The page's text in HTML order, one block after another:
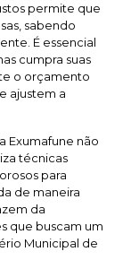
permite que
sabendo
É essencial
cumpra suas
o orçamento
ajustem a
Exumafune não
técnicas
para
de maneira
da
que buscam um
Municipal de